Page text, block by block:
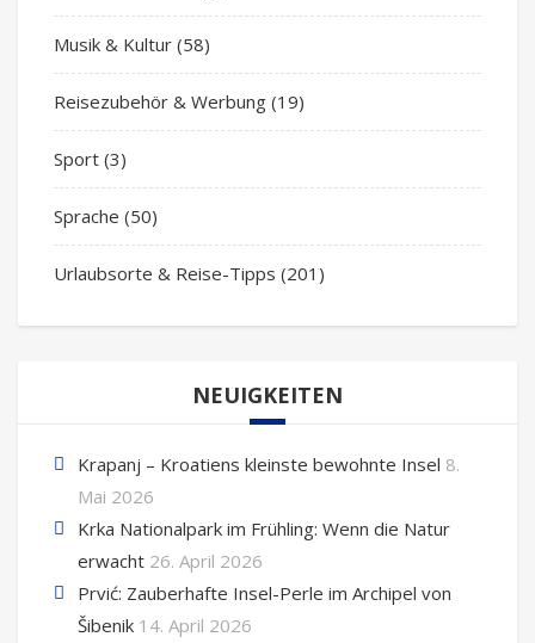
Musik & Kultur (58)
Reisezubehör & Werbung (19)
Sport (3)
Sprache (50)
Urlaubsorte & Reise-Tipps (201)
NEUIGKEITEN
Krapanj – Kroatiens kleinste bewohnte Insel 8.
Mai 2026
Krka Nationalpark im Frühling: Wenn die Natur
erwacht 26. April 2026
Prvić: Zauberhafte Insel-Perle im Archipel von
Šibenik 14. April 2026